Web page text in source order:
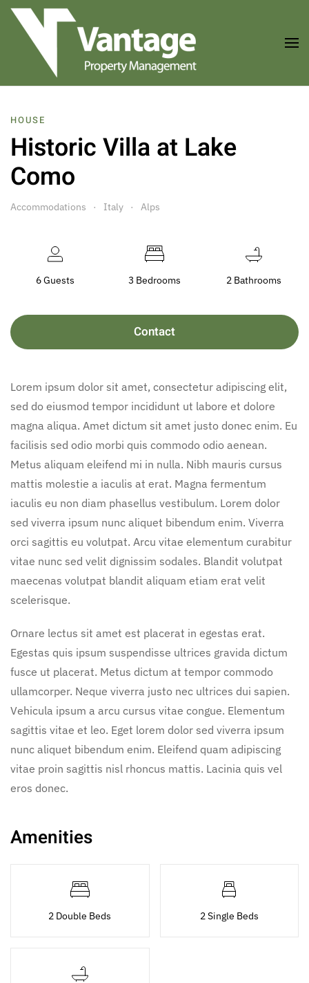
Skip to main content
HOUSE
Historic Villa at Lake
Como
Accommodations Italy Alps
6 Guests 3 Bedrooms 2 Bathrooms
Contact
Lorem ipsum dolor sit amet, consectetur adipiscing elit,
sed do eiusmod tempor incididunt ut labore et dolore
magna aliqua. Amet dictum sit amet justo donec enim. Eu
facilisis sed odio morbi quis commodo odio aenean.
Metus aliquam eleifend mi in nulla. Nibh mauris cursus
mattis molestie a iaculis at erat. Magna fermentum
iaculis eu non diam phasellus vestibulum. Lorem dolor
sed viverra ipsum nunc aliquet bibendum enim. Viverra
orci sagittis eu volutpat. Arcu vitae elementum curabitur
vitae nunc sed velit dignissim sodales. Blandit volutpat
maecenas volutpat blandit aliquam etiam erat velit
scelerisque.
Ornare lectus sit amet est placerat in egestas erat.
Egestas quis ipsum suspendisse ultrices gravida dictum
fusce ut placerat. Metus dictum at tempor commodo
ullamcorper. Neque viverra justo nec ultrices dui sapien.
Vehicula ipsum a arcu cursus vitae congue. Elementum
sagittis vitae et leo. Eget lorem dolor sed viverra ipsum
nunc aliquet bibendum enim. Eleifend quam adipiscing
vitae proin sagittis nisl rhoncus mattis. Lacinia quis vel
eros donec.
Amenities
2 Double Beds 2 Single Beds